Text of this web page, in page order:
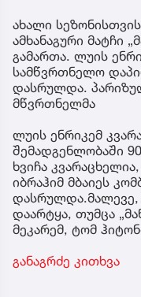
ახალი
ამხანაგური მატჩი
გამართა. ლუის
სამწვრთნელო
დასრულდა.
მწვრთნელმა
ლუის ენრიკემ
შემადგენლობაში
ხვიჩა
იბრაჰიმ მბაიეს
დასრულდა.მალევე,
დაარტყა, თუმცა
მეკარემ, ტომ
განაგრძე კითხვა